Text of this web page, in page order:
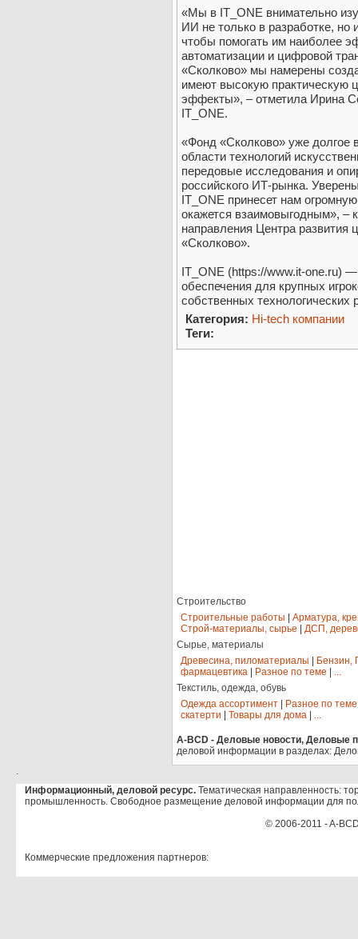
«Мы в IT_ONE внимательно
ИИ не только в разработке, но
чтобы помогать им наиболее
автоматизации и цифровой
«Сколково» мы намерены
имеют высокую практическую
эффекты», – отметила Ирина
IT_ONE.
«Фонд «Сколково» уже долгое
области технологий
передовые исследования и
российского ИТ-рынка.
IT_ONE принесет нам
окажется взаимовыгодным», –
направления Центра развития
«Сколково».
IT_ONE (https://www.it-one.ru) —
обеспечения для крупных
собственных технологических
Категория: Hi-tech компании
Теги:
Строительство
Строительные работы
Арматура,
Строй-материалы, сырье
ДСП,
Сырье, материалы
Древесина, пиломатериалы
Бензин,
фармацевтика
Разное по теме
...
Текстиль, одежда, обувь
Одежда ассортимент
Разное по теме
скатерти
Товары для дома ...
A-BCD - Деловые новости, Деловые
деловой информации в разделах:
.
Информационный, деловой ресурс. Тематическая направленность:
промышленность. Свободное размещение деловой информации для
© 2006-2011 - A-
Коммерческие предложения партнеров: